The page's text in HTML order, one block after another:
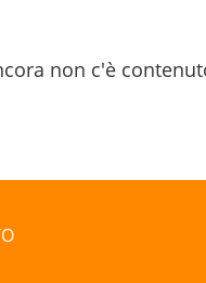
non c'è